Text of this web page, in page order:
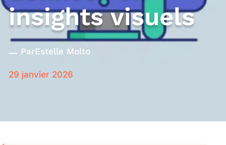
insights visuels
ParEstelle Molto
29 janvier 2026